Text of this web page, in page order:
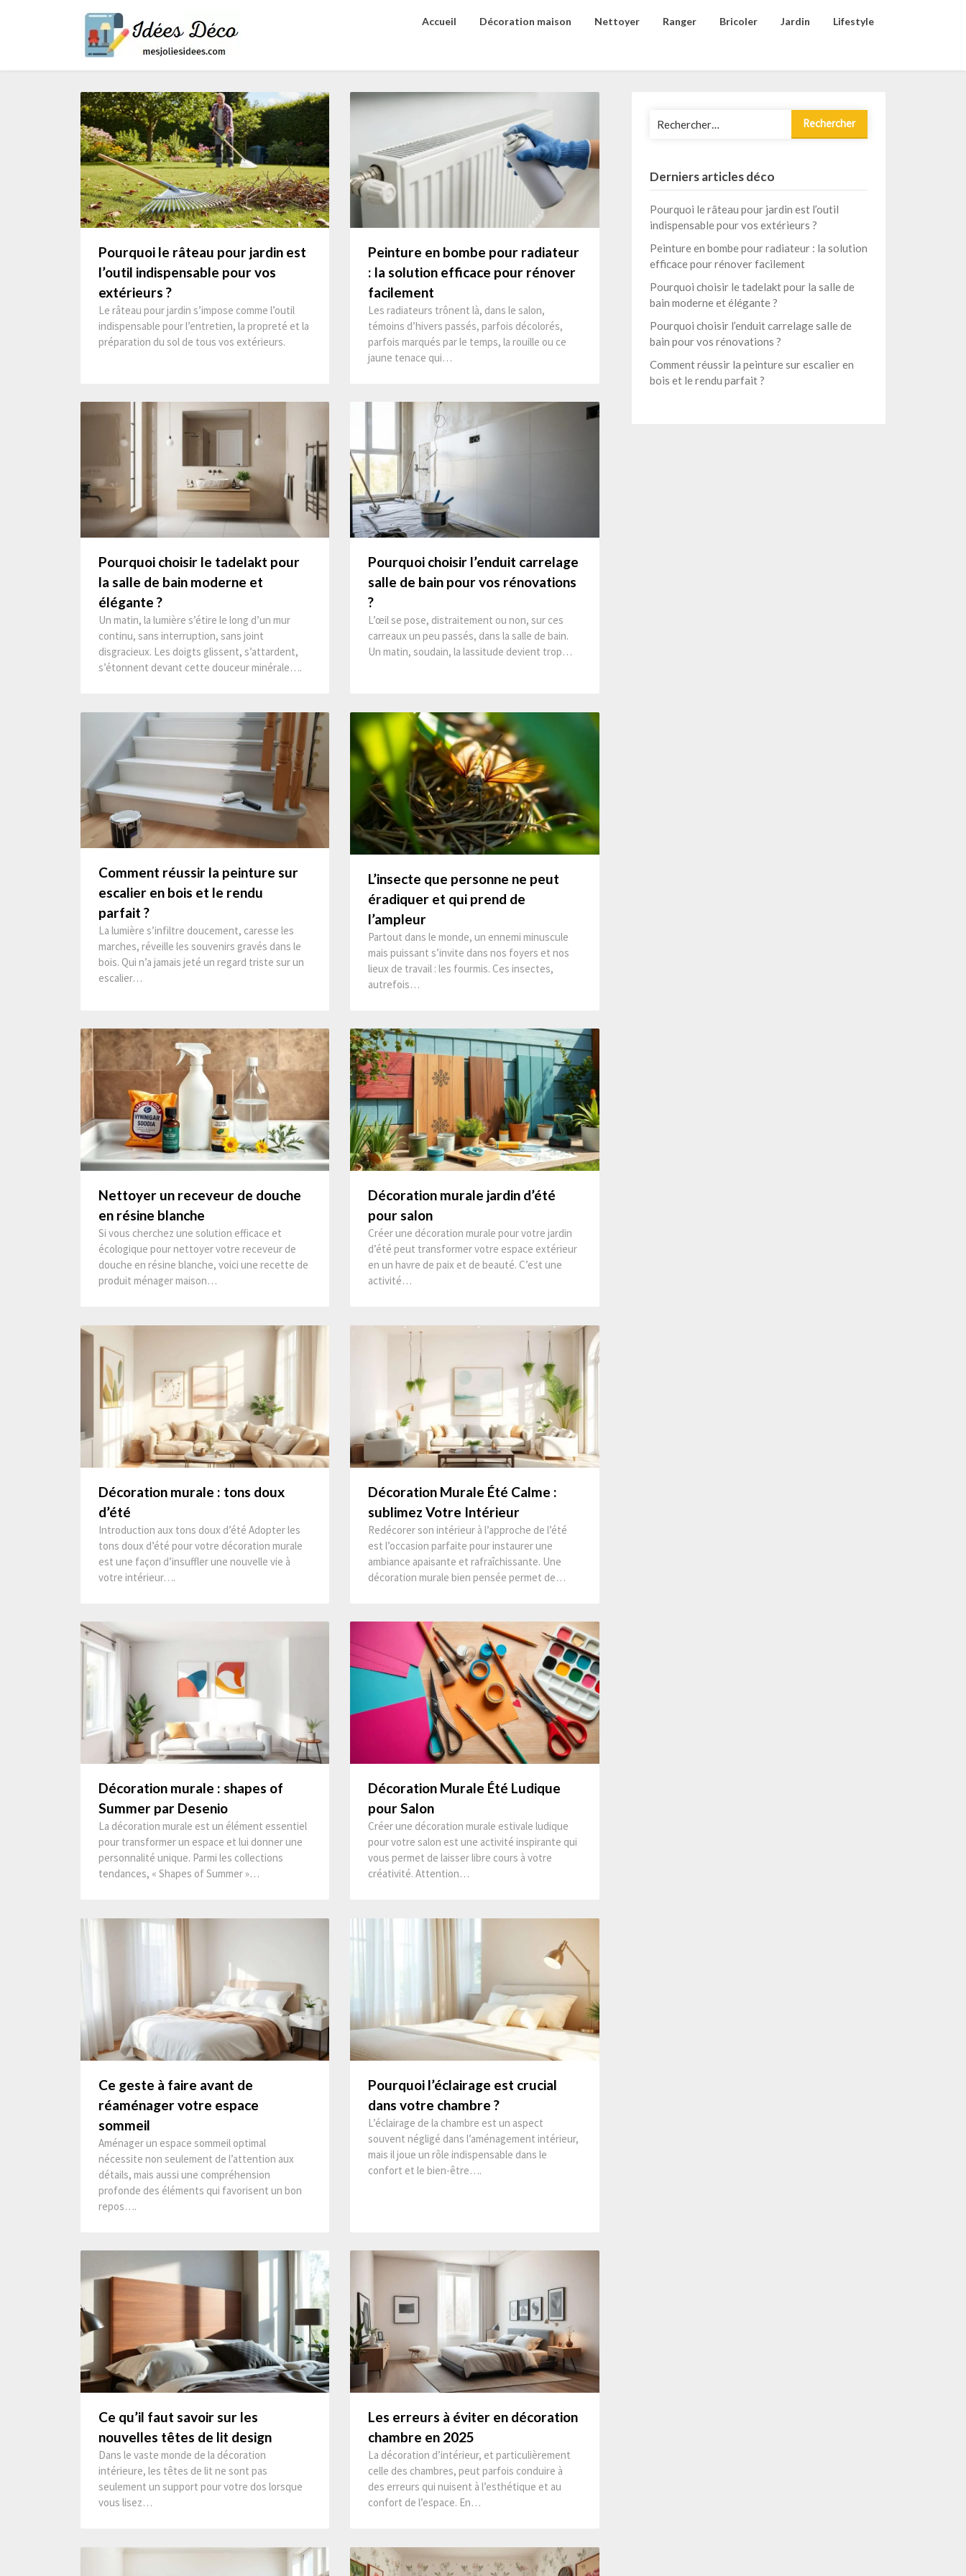
idées
Accueil Décoration maison Nettoyer Ranger Bricoler Jardin Lifestyle
Pourquoi le râteau pour jardin est
l’outil indispensable pour vos
extérieurs ?
Le râteau pour jardin s’impose comme l’outil
indispensable pour l’entretien, la propreté et la
préparation du sol de tous vos extérieurs.
Peinture en bombe pour radiateur
: la solution efficace pour rénover
facilement
Les radiateurs trônent là, dans le salon,
témoins d’hivers passés, parfois décolorés,
parfois marqués par le temps, la rouille ou ce
jaune tenace qui…
Pourquoi choisir le tadelakt pour
la salle de bain moderne et
élégante ?
Un matin, la lumière s’étire le long d’un mur
continu, sans interruption, sans joint
disgracieux. Les doigts glissent, s’attardent,
s’étonnent devant cette douceur minérale….
Pourquoi choisir l’enduit carrelage
salle de bain pour vos rénovations
?
L’œil se pose, distraitement ou non, sur ces
carreaux un peu passés, dans la salle de bain.
Un matin, soudain, la lassitude devient trop…
Comment réussir la peinture sur
escalier en bois et le rendu
parfait ?
La lumière s’infiltre doucement, caresse les
marches, réveille les souvenirs gravés dans le
bois. Qui n’a jamais jeté un regard triste sur un
escalier…
L’insecte que personne ne peut
éradiquer et qui prend de
l’ampleur
Partout dans le monde, un ennemi minuscule
mais puissant s’invite dans nos foyers et nos
lieux de travail : les fourmis. Ces insectes,
autrefois…
Nettoyer un receveur de douche
en résine blanche
Si vous cherchez une solution efficace et
écologique pour nettoyer votre receveur de
douche en résine blanche, voici une recette de
produit ménager maison…
Décoration murale jardin d’été
pour salon
Créer une décoration murale pour votre jardin
d’été peut transformer votre espace extérieur
en un havre de paix et de beauté. C’est une
activité…
Décoration murale : tons doux
d’été
Introduction aux tons doux d’été Adopter les
tons doux d’été pour votre décoration murale
est une façon d’insuffler une nouvelle vie à
votre intérieur….
Décoration Murale Été Calme :
sublimez Votre Intérieur
Redécorer son intérieur à l’approche de l’été
est l’occasion parfaite pour instaurer une
ambiance apaisante et rafraîchissante. Une
décoration murale bien pensée permet de…
Décoration murale : shapes of
Summer par Desenio
La décoration murale est un élément essentiel
pour transformer un espace et lui donner une
personnalité unique. Parmi les collections
tendances, « Shapes of Summer »…
Décoration Murale Été Ludique
pour Salon
Créer une décoration murale estivale ludique
pour votre salon est une activité inspirante qui
vous permet de laisser libre cours à votre
créativité. Attention…
Ce geste à faire avant de
réaménager votre espace
sommeil
Aménager un espace sommeil optimal
nécessite non seulement de l’attention aux
détails, mais aussi une compréhension
profonde des éléments qui favorisent un bon
repos….
Pourquoi l’éclairage est crucial
dans votre chambre ?
L’éclairage de la chambre est un aspect
souvent négligé dans l’aménagement intérieur,
mais il joue un rôle indispensable dans le
confort et le bien-être….
Ce qu’il faut savoir sur les
nouvelles têtes de lit design
Dans le vaste monde de la décoration
intérieure, les têtes de lit ne sont pas
seulement un support pour votre dos lorsque
vous lisez…
Les erreurs à éviter en décoration
chambre en 2025
La décoration d’intérieur, et particulièrement
celle des chambres, peut parfois conduire à
des erreurs qui nuisent à l’esthétique et au
confort de l’espace. En…
Derniers articles déco
Pourquoi le râteau pour jardin est l’outil
indispensable pour vos extérieurs ?
Peinture en bombe pour radiateur : la solution
efficace pour rénover facilement
Pourquoi choisir le tadelakt pour la salle de
bain moderne et élégante ?
Pourquoi choisir l’enduit carrelage salle de
bain pour vos rénovations ?
Comment réussir la peinture sur escalier en
bois et le rendu parfait ?